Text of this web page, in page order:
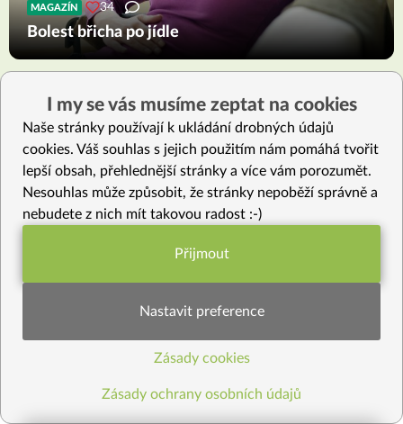
MAGAZÍN 34
Bolest břicha po jídle
Vyzkoušejte také
I my se vás musíme zeptat na cookies
Naše stránky používají k ukládání drobných údajů
cookies. Váš souhlas s jejich použitím nám pomáhá tvořit
lepší obsah, přehlednější stránky a více vám porozumět.
Nesouhlas může způsobit, že stránky nepoběží správně a
nebudete z nich mít takovou radost :-)
Funkční nastavení potřebujeme (vždy
Statistiky pro lepší obsah
Přijmout
Nastavit preference
Zásady cookies
Zásady ochrany osobních údajů